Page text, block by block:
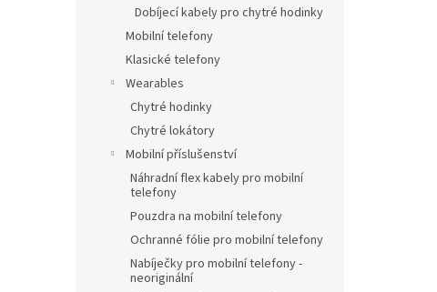
Dobíjecí kabely pro chytré hodinky
Mobilní telefony
Klasické telefony
Wearables
Chytré hodinky
Chytré lokátory
Mobilní příslušenství
Náhradní flex kabely pro mobilní
telefony
Pouzdra na mobilní telefony
Ochranné fólie pro mobilní telefony
Nabíječky pro mobilní telefony -
neoriginální